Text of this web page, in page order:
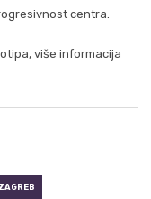
centra.
više informacija